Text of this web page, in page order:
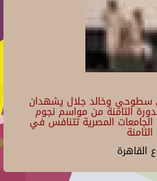
سطوحي وخالد جلال يشهدان
الثامنة من مواسم نجوم
130 عرضًا من الجامعات المصرية تتنافس في
القاهرة